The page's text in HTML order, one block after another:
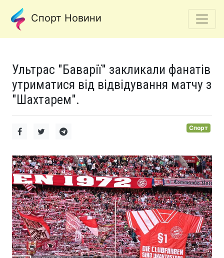
Спорт Новини
Ультрас "Баварії" закликали фанатів
утриматися від відвідування матчу з
"Шахтарем".
Спорт